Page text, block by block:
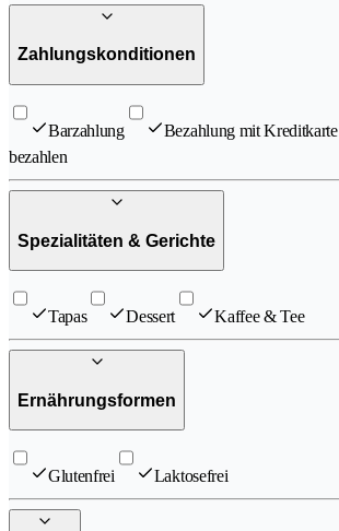
Zahlungskonditionen
Barzahlung Bezahlung mit Kreditkarte
bezahlen
Spezialitäten & Gerichte
Tapas Dessert Kaffee & Tee
Ernährungsformen
Glutenfrei Laktosefrei